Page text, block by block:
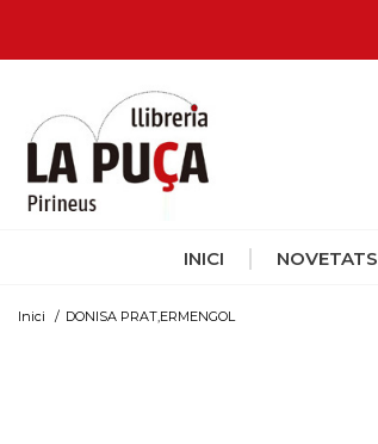
INICI NOVETATS
Inici / DONISA PRAT,ERMENGOL